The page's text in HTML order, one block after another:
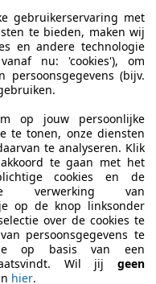
gebruikerservaring met
te bieden, maken wij
en andere technologie
nu: 'cookies'), om
(bijv.
op jouw persoonlijke
te tonen, onze diensten
te analyseren. Klik
te gaan met het
cookies en de
verwerking van
op de knop linksonder
over de cookies te
persoonsgegevens te
op basis van een
Wil jij geen
hier.